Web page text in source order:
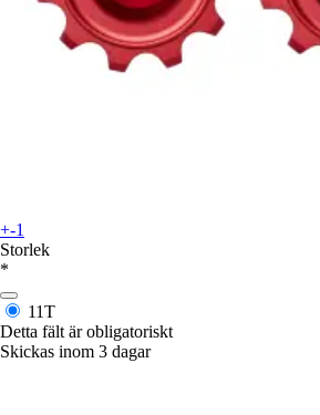
+-1
Storlek
*
11T
Detta fält är obligatoriskt
Skickas inom 3 dagar